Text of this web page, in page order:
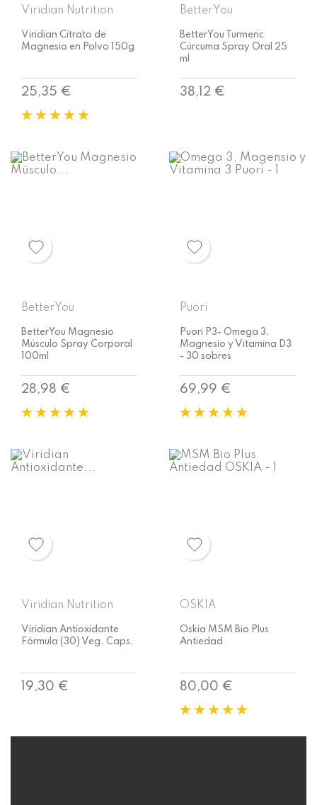
Viridian Nutrition
Viridian Citrato de
Magnesio en Polvo 150g
Precio
25,35 €
BetterYou
BetterYou Turmeric
Cúrcuma Spray Oral 25
ml
Precio
38,12 €
BetterYou
BetterYou Magnesio
Músculo Spray Corporal
100ml
Precio
28,98 €
Puori
Puori P3- Omega 3,
Magnesio y Vitamina D3
- 30 sobres
Precio
69,99 €
Viridian Nutrition
Viridian Antioxidante
Fórmula (30) Veg. Caps.
Precio
19,30 €
OSKIA
Oskia MSM Bio Plus
Antiedad
Precio
80,00 €